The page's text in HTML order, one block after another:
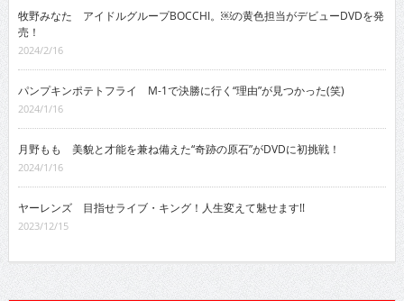
牧野みなた アイドルグループBOCCHI。￼の黄色担当がデビューDVDを発
売！
2024/2/16
パンプキンポテトフライ M-1で決勝に行く“理由”が見つかった(笑)
2024/1/16
月野もも 美貌と才能を兼ね備えた“奇跡の原石”がDVDに初挑戦！
2024/1/16
ヤーレンズ 目指せライブ・キング！人生変えて魅せます!!
2023/12/15